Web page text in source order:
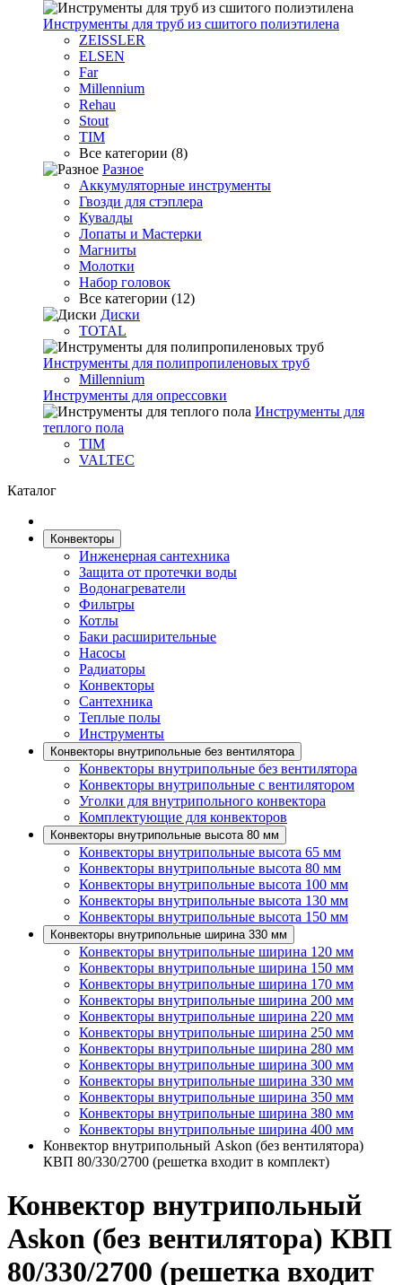
Инструменты для труб из сшитого полиэтилена
ZEISSLER
ELSEN
Far
Millennium
Rehau
Stout
TIM
Все категории (8)
Разное
Аккумуляторные инструменты
Гвозди для стэплера
Кувалды
Лопаты и Мастерки
Магниты
Молотки
Набор головок
Все категории (12)
Диски
TOTAL
Инструменты для полипропиленовых труб
Millennium
Инструменты для опрессовки
Инструменты для
теплого пола
TIM
VALTEC
Каталог
Конвекторы
Инженерная сантехника
Защита от протечки воды
Водонагреватели
Фильтры
Котлы
Баки расширительные
Насосы
Радиаторы
Конвекторы
Сантехника
Теплые полы
Инструменты
Конвекторы внутрипольные без вентилятора
Конвекторы внутрипольные без вентилятора
Конвекторы внутрипольные с вентилятором
Уголки для внутрипольного конвектора
Комплектующие для конвекторов
Конвекторы внутрипольные высота 80 мм
Конвекторы внутрипольные высота 65 мм
Конвекторы внутрипольные высота 80 мм
Конвекторы внутрипольные высота 100 мм
Конвекторы внутрипольные высота 130 мм
Конвекторы внутрипольные высота 150 мм
Конвекторы внутрипольные ширина 330 мм
Конвекторы внутрипольные ширина 120 мм
Конвекторы внутрипольные ширина 150 мм
Конвекторы внутрипольные ширина 170 мм
Конвекторы внутрипольные ширина 200 мм
Конвекторы внутрипольные ширина 220 мм
Конвекторы внутрипольные ширина 250 мм
Конвекторы внутрипольные ширина 280 мм
Конвекторы внутрипольные ширина 300 мм
Конвекторы внутрипольные ширина 330 мм
Конвекторы внутрипольные ширина 350 мм
Конвекторы внутрипольные ширина 380 мм
Конвекторы внутрипольные ширина 400 мм
Конвектор внутрипольный Askon (без вентилятора)
КВП 80/330/2700 (решетка входит в комплект)
Конвектор внутрипольный
Askon (без вентилятора) КВП
80/330/2700 (решетка входит